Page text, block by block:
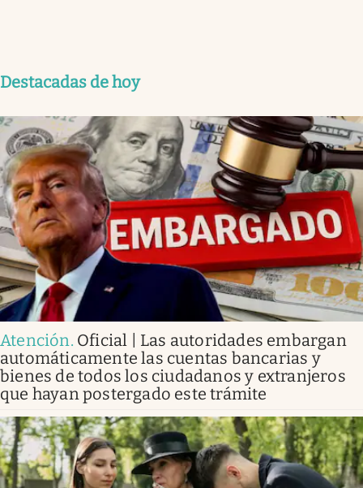
Destacadas de hoy
Atención. Oficial | Las autoridades embargan
automáticamente las cuentas bancarias y
bienes de todos los ciudadanos y extranjeros
que hayan postergado este trámite